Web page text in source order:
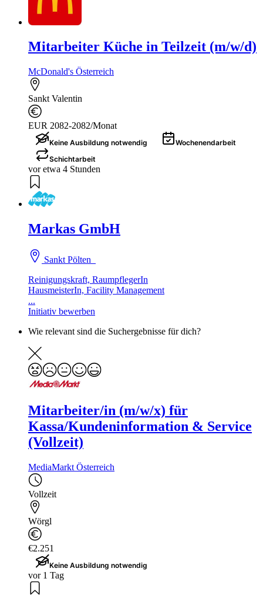
Mitarbeiter Küche in Teilzeit (m/w/d)
McDonald's Österreich
Sankt Valentin
EUR 2082-2082/Monat
Keine Ausbildung notwendig
Wochenendarbeit
Schichtarbeit
vor etwa 4 Stunden
Markas GmbH
Sankt Pölten
Reinigungskraft, RaumpflegerIn
HausmeisterIn, Facility Management
...
Initiativ bewerben
Wie relevant sind die Suchergebnisse für dich?
Mitarbeiter/in (m/w/x) für
Kassa/Kundeninformation & Service
(Vollzeit)
MediaMarkt Österreich
Vollzeit
Wörgl
€2.251
Keine Ausbildung notwendig
vor 1 Tag